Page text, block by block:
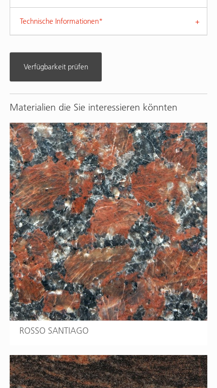
Technische Informationen*
Verfügbarkeit prüfen
Materialien die Sie interessieren könnten
ROSSO SANTIAGO